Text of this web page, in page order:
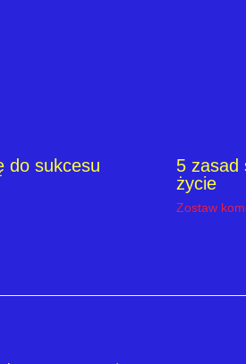
do sukcesu
5 zasad
życie
Zostaw